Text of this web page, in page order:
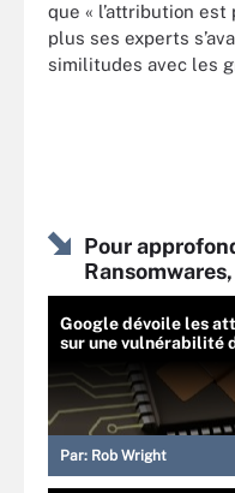
que « l’attribution est
plus ses experts
similitudes avec les
Pour
Google dévoile les
sur une vulnérabilité
Par: Rob Wright